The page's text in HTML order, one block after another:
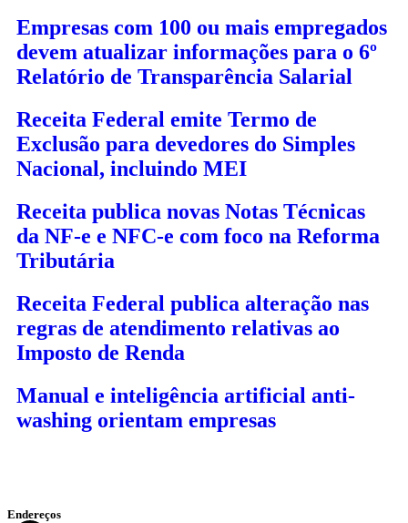
Empresas com 100 ou mais empregados
devem atualizar informações para o 6º
Relatório de Transparência Salarial
Receita Federal emite Termo de
Exclusão para devedores do Simples
Nacional, incluindo MEI
Receita publica novas Notas Técnicas
da NF-e e NFC-e com foco na Reforma
Tributária
Receita Federal publica alteração nas
regras de atendimento relativas ao
Imposto de Renda
Manual e inteligência artificial anti-
washing orientam empresas
Endereços